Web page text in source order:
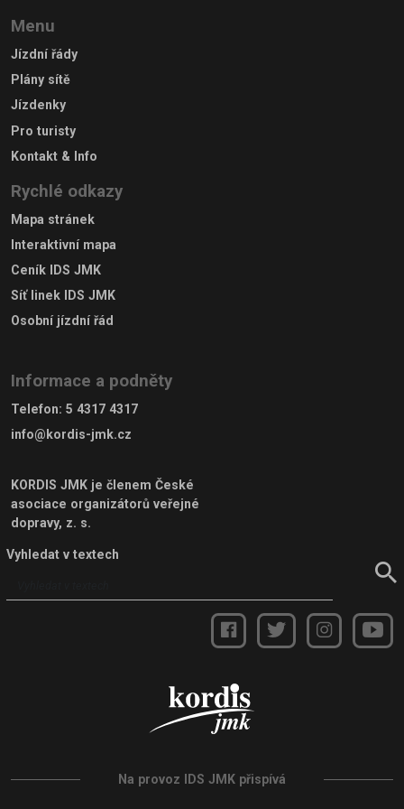
Menu
Jízdní řády
Plány sítě
Jízdenky
Pro turisty
Kontakt & Info
Rychlé odkazy
Mapa stránek
Interaktivní mapa
Ceník IDS JMK
Síť linek IDS JMK
Osobní jízdní řád
Informace a podněty
Telefon: 5 4317 4317
info@kordis-jmk.cz
KORDIS JMK je členem České
asociace organizátorů veřejné
dopravy, z. s.
Vyhledat v textech
Na provoz IDS JMK přispívá